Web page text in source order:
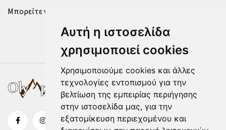
Αυτή η ιστοσελίδα
χρησιμοποιεί cookies
Χρησιμοποιούμε cookies και άλλες
τεχνολογίες εντοπισμού για την
βελτίωση της εμπειρίας περιήγησης
στην ιστοσελίδα μας, για την
εξατομίκευση περιεχομένου και
Μπορείτε να επικοινωνήσετε μαζί μας μέσω της